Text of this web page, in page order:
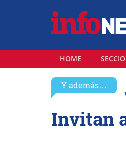
HOME
Y además…
Invitan